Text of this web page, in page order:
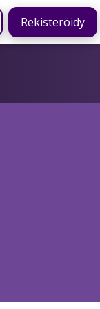
Rekisteröidy